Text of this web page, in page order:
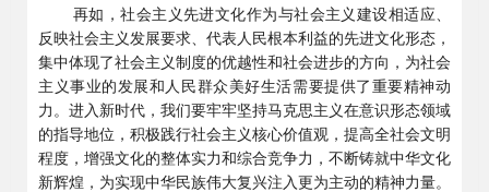
再如，社会主义先进文化作为与社会主义建设相适应、
反映社会主义发展要求、代表人民根本利益的先进文化形态，
集中体现了社会主义制度的优越性和社会进步的方向，为社会
主义事业的发展和人民群众美好生活需要提供了重要精神动
力。进入新时代，我们要牢牢坚持马克思主义在意识形态领域
的指导地位，积极践行社会主义核心价值观，提高全社会文明
程度，增强文化的整体实力和综合竞争力，不断铸就中华文化
新辉煌，为实现中华民族伟大复兴注入更为主动的精神力量。